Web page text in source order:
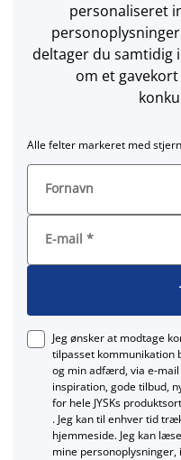
personaliseret
deltager du samtidig
om et gavekort
Alle felter markeret med
Fornavn
E-mail *
Jeg ønsker at modtage
tilpasset kommunikation
og min adfærd, via
inspiration, gode tilbud,
for hele JYSKs
. Jeg kan til enhver tid
hjemmeside. Jeg kan
mine personoplysninger, i